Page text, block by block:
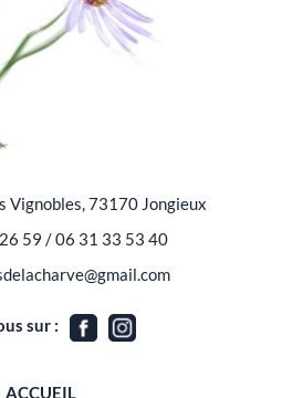
Vignobles, 73170 Jongieux
59 / 06 31 33 53 40
sur :
ACCUEIL